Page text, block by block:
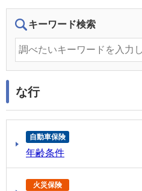
キーワード検索
な行
自動車保険
年齢条件
火災保険